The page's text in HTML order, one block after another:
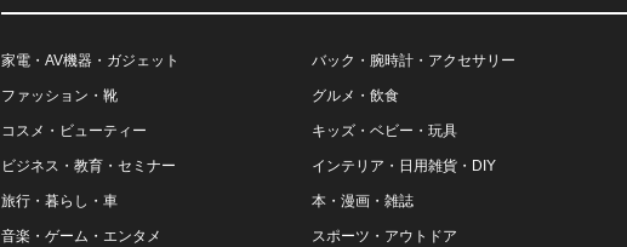
家電・AV機器・ガジェット バック・腕時計・アクセサリー
ファッション・靴 グルメ・飲食
コスメ・ビューティー キッズ・ベビー・玩具
ビジネス・教育・セミナー インテリア・日用雑貨・DIY
旅行・暮らし・車 本・漫画・雑誌
音楽・ゲーム・エンタメ スポーツ・アウトドア